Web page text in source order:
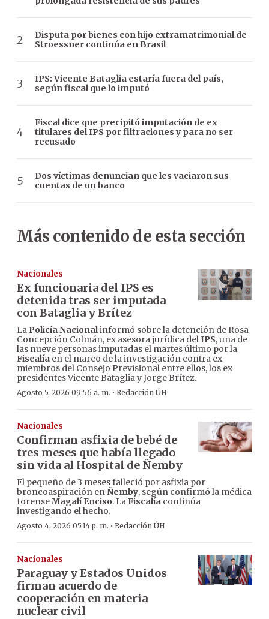
Disputa por bienes con hijo extramatrimonial de
Stroessner continúa en Brasil
IPS: Vicente Bataglia estaría fuera del país,
según fiscal que lo imputó
Fiscal dice que precipitó imputación de ex
titulares del IPS por filtraciones y para no ser
recusado
Dos víctimas denuncian que les vaciaron sus
cuentas de un banco
Más contenido de esta sección
Nacionales
Ex funcionaria del IPS es
detenida tras ser imputada
con Bataglia y Brítez
La Policía Nacionalinformó sobre la detención de Rosa
Concepción Colmán, ex asesora jurídica delIPS, una de
las nueve personas imputadas el martes último por la
Fiscalía en el marco de la investigación contra ex
miembros del Consejo Previsional entre ellos, los ex
presidentes Vicente Bataglia y Jorge Brítez.
Agosto 5, 2026 09:56 a. m. · Redacción ÚH
Nacionales
Confirman asfixia de bebé de
tres meses que había llegado
sin vida al Hospital de Ñemby
El pequeño de 3 meses falleció por asfixia por
broncoaspiración enÑemby, según confirmó la médica
forenseMagalí Enciso. LaFiscalía continúa
investigando el hecho.
Agosto 4, 2026 05:14 p. m. · Redacción ÚH
Nacionales
Paraguay y Estados Unidos
firman acuerdo de
cooperación en materia
nuclear civil